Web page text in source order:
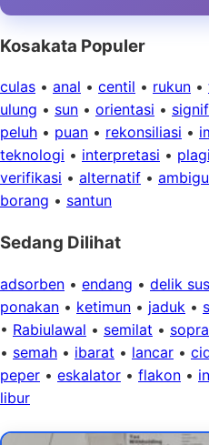
Kosakata Populer
culas • anal • centil • rukun •
ulung • sun • orientasi •
peluh • puan • rekonsiliasi •
teknologi • interpretasi •
verifikasi • alternatif • ambigu
borang • santun
Sedang Dilihat
adsorben • endang • delik
ponakan • ketimun • jaduk •
• Rabiulawal • semilat •
• semah • ibarat • lancar •
peper • eskalator • flakon •
libur